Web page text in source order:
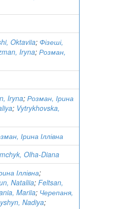
Oktaviia; Фізеші,
Iryna; Розман,
Iryna; Розман, Ірина
; Vytrykhovska,
Ірина Іллівна
Olha-Diana
Іллівна;
Nataliia; Feltsan,
Mariia; Черепаня,
Nadiya;